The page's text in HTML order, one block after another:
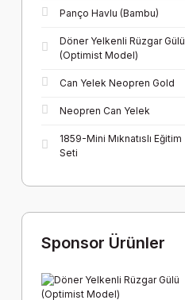
Panço Havlu (Bambu)
Döner Yelkenli Rüzgar Gülü
(Optimist Model)
Can Yelek Neopren Gold
Neopren Can Yelek
1859-Mini Mıknatıslı Eğitim
Seti
Sponsor Ürünler